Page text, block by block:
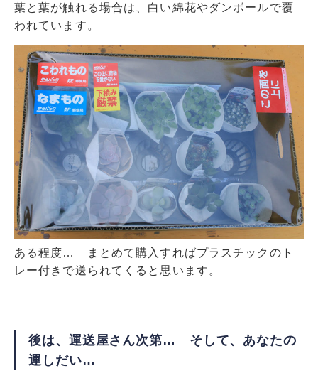
葉と葉が触れる場合は、白い綿花やダンボールで覆
われています。
ある程度… まとめて購入すればプラスチックのト
レー付きで送られてくると思います。
後は、運送屋さん次第… そして、あなたの
運しだい…